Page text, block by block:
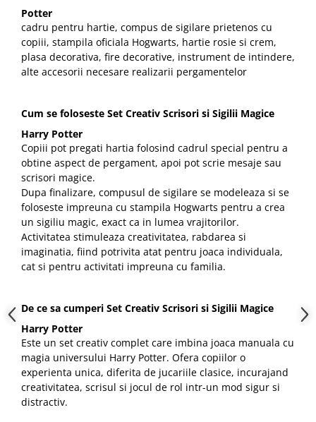
Potter
cadru pentru hartie, compus de sigilare prietenos cu
copiii, stampila oficiala Hogwarts, hartie rosie si crem,
plasa decorativa, fire decorative, instrument de intindere,
alte accesorii necesare realizarii pergamentelor
Cum se foloseste Set Creativ Scrisori si Sigilii Magice
Harry Potter
Copiii pot pregati hartia folosind cadrul special pentru a
obtine aspect de pergament, apoi pot scrie mesaje sau
scrisori magice.
Dupa finalizare, compusul de sigilare se modeleaza si se
foloseste impreuna cu stampila Hogwarts pentru a crea
un sigiliu magic, exact ca in lumea vrajitorilor.
Activitatea stimuleaza creativitatea, rabdarea si
imaginatia, fiind potrivita atat pentru joaca individuala,
cat si pentru activitati impreuna cu familia.
De ce sa cumperi Set Creativ Scrisori si Sigilii Magice
Harry Potter
Este un set creativ complet care imbina joaca manuala cu
magia universului Harry Potter. Ofera copiilor o
experienta unica, diferita de jucariile clasice, incurajand
creativitatea, scrisul si jocul de rol intr-un mod sigur si
distractiv.